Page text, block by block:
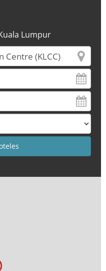
Lumpur